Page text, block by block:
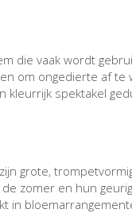
die vaak wordt
om ongedierte af te
kleurrijk spektakel
grote,
zomer en hun
in